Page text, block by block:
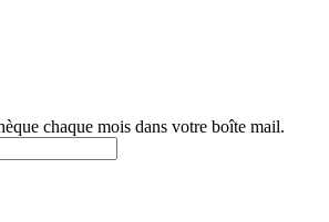
chaque mois dans votre boîte mail.